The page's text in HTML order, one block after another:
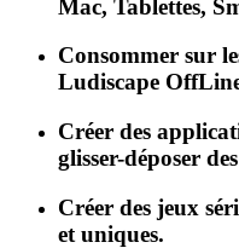
Mac, Tablettes,
Consommer sur
Ludiscape
Créer des
glisser-déposer
Créer des jeux
et uniques.